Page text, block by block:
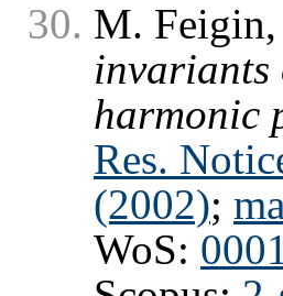
M.
invariants
harmonic
Res.
(2002);
WoS: